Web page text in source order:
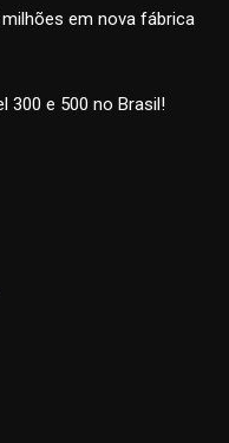
em nova fábrica
300 e 500 no Brasil!